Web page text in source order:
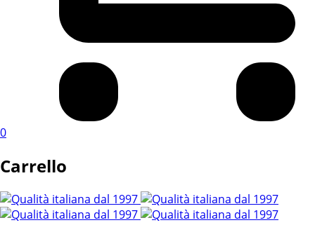
0
Carrello